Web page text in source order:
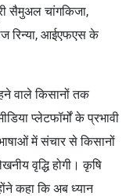
सैमुअल चांगकिजा,
रिन्या, आईएफएस के
वाले किसानों तक
प्लेटफॉर्मों के प्रभावी
में संचार से किसानों
वृद्धि होगी। कृषि
कहा कि अब ध्यान